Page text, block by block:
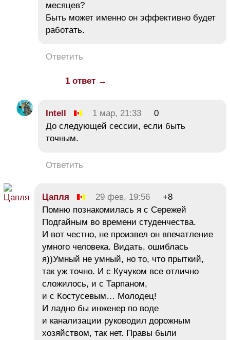
месяцев?
Быть может именно он эффективно будет
работать.
Ответить
1 ответ →
Intell 1 мар, 21:33
0
До следующей сессии, если быть
точным.
Ответить
Цапля 29 фев, 19:56
+8
Помню познакомилась я с Сережей
Подгайным во времени студенчества.
И вот честно, не произвел он впечатление
умного человека. Видать, ошиблась
я))Умный не умный, но то, что прыткий,
так уж точно. И с Кучуком все отлично
сложилось, и с Тарпаном,
и с Костусевым… Молодец!
И ладно бы инженер по воде
и канализации руководил дорожным
хозяйством, так нет. Правы были